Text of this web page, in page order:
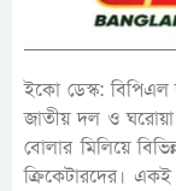
ইকো ডেস্ক:
জাতীয় দল ও ঘরোয়া
বোলার মিলিয়ে
ক্রিকেটারদের।